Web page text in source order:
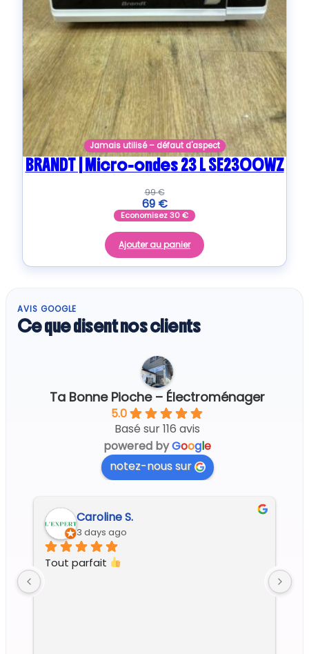
Jamais utilisé – défaut d'aspect
BRANDT | Micro-ondes 23 L SE2300WZ
99€
69 €
Economisez30€
Ajouter au panier
AVIS GOOGLE
Ce que disent nos clients
Ta Bonne Pioche – Électroménager
5.0
Basé sur 116 avis
powered byGoogle
notez-nous sur
Regine G.
6 days ago